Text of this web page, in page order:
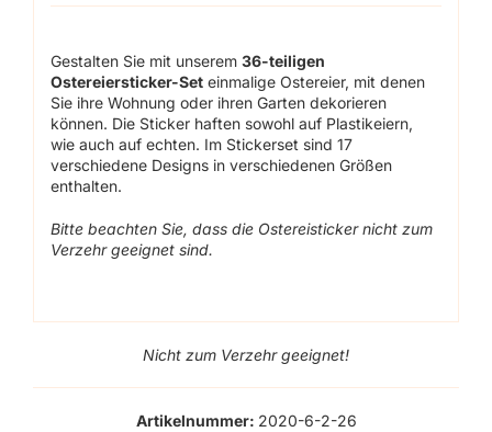
Gestalten Sie mit unserem36-teiligen
Ostereiersticker-Set einmalige Ostereier, mit denen
Sie ihre Wohnung oder ihren Garten dekorieren
können. Die Sticker haften sowohl auf Plastikeiern,
wie auch auf echten. Im Stickerset sind 17
verschiedene Designs in verschiedenen Größen
enthalten.
Bitte beachten Sie, dass die Ostereisticker nicht zum
Verzehr geeignet sind.
Nicht zum Verzehr geeignet!
Artikelnummer: 2020-6-2-26